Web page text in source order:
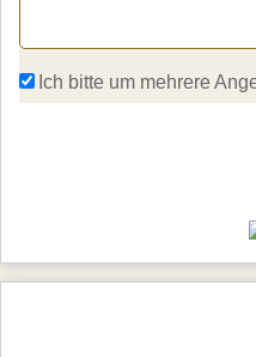
Ich bitte um mehrere